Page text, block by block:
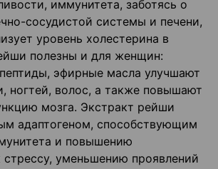
иммунитета, заботясь о
сосудистой системы и печени,
уровень холестерина в
полезны и для женщин:
эфирные масла улучшают
ногтей, волос, а также повышают
мозга. Экстракт рейши
адаптогеном, способствующим
и повышению
стрессу, уменьшению проявлений